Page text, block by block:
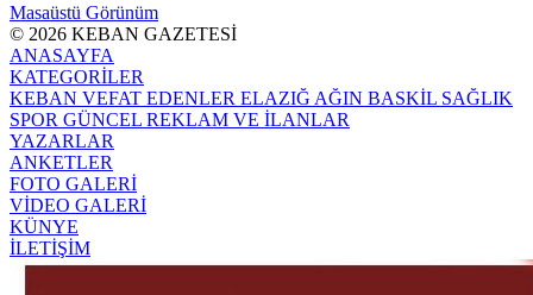
Masaüstü Görünüm
© 2026 KEBAN GAZETESİ
ANASAYFA
KATEGORİLER
KEBAN VEFAT EDENLER ELAZIĞ AĞIN BASKİL SAĞLIK
SPOR GÜNCEL REKLAM VE İLANLAR
YAZARLAR
ANKETLER
FOTO GALERİ
VİDEO GALERİ
KÜNYE
İLETİŞİM